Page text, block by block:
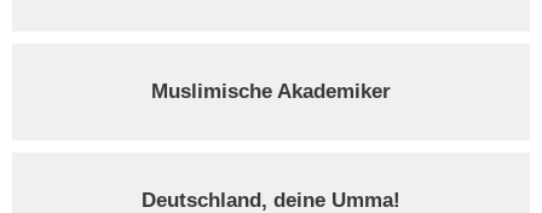
Muslimische Akademiker
Deutschland, deine Umma!